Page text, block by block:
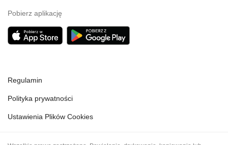
Pobierz aplikację
Regulamin
Polityka prywatności
Ustawienia Plików Cookies